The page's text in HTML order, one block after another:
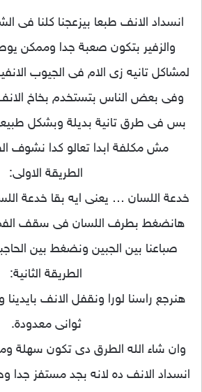
انسداد الانف طبعا بيزعجنا كلنا فى
والزفير بتكون صعبة جدا وممكن
لمشاكل تانيه زى الام فى الجيوب
وفى بعض الناس بتستخدم بخاخ الانف
بس فى طرق تانية بديلة وبشكل
مش مكلفة ابدا تعالو كدا نشوف
الطريقة الاولى:
خدعة اللسان … يعنى ايه بقا خدعة
هانضغط بطرف اللسان فى سقف
صباعنا بين الجبين ونضغط بين الحاجبين
الطريقة الثانية:
هنرجع راسنا لورا ونقفل الانف
ثوانى معدودة.
وان شاء الله الطرق دى تكون سهلة
انسداد الانف ده لانه بجد مستفز